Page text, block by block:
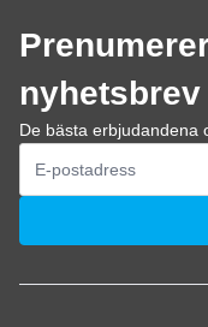
nyhetsbrev
De bästa erbjudandena
E-postadress